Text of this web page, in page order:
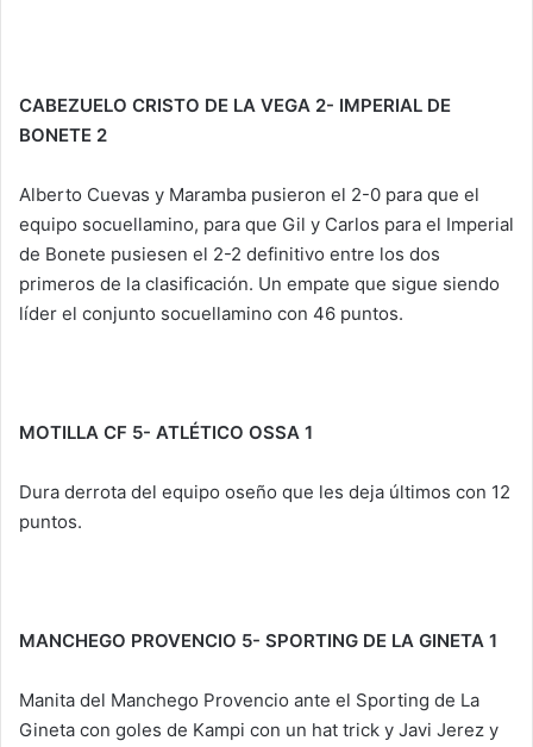
CABEZUELO CRISTO DE LA VEGA 2- IMPERIAL DE
BONETE 2
Alberto Cuevas y Maramba pusieron el 2-0 para que el
equipo socuellamino, para que Gil y Carlos para el Imperial
de Bonete pusiesen el 2-2 definitivo entre los dos
primeros de la clasificación. Un empate que sigue siendo
líder el conjunto socuellamino con 46 puntos.
MOTILLA CF 5- ATLÉTICO OSSA 1
Dura derrota del equipo oseño que les deja últimos con 12
puntos.
MANCHEGO PROVENCIO 5- SPORTING DE LA GINETA 1
Manita del Manchego Provencio ante el Sporting de La
Gineta con goles de Kampi con un hat trick y Javi Jerez y